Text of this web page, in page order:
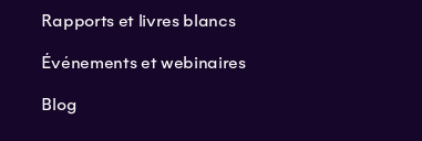
Rapports et livres blancs
Événements et webinaires
Blog